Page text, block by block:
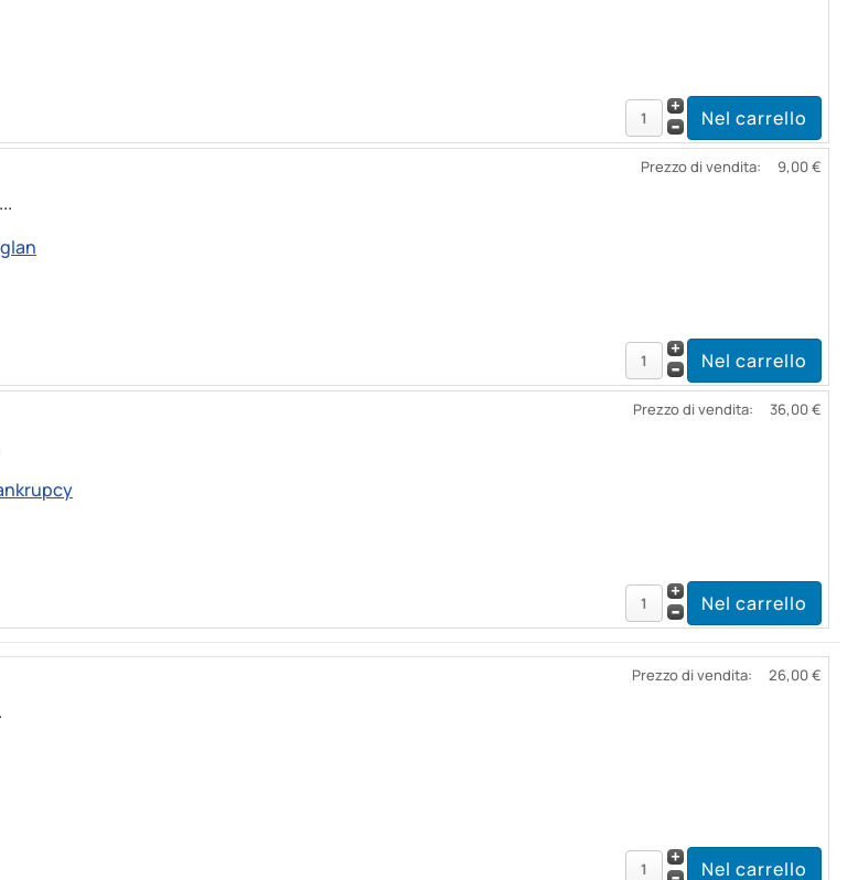
Prezzo di vendita: 9,00 €
Prezzo di vendita: 36,00 €
Prezzo di vendita: 26,00 €